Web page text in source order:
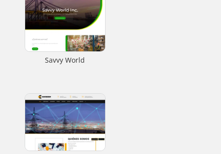
Savvy World